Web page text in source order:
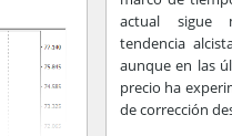
actual sigue
tendencia
aunque en las
precio ha
de corrección